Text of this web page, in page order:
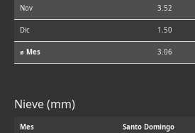
Nov 3.52
Dic 1.50
⌀ Mes 3.06
Nieve (mm)
Mes Santo Domingo